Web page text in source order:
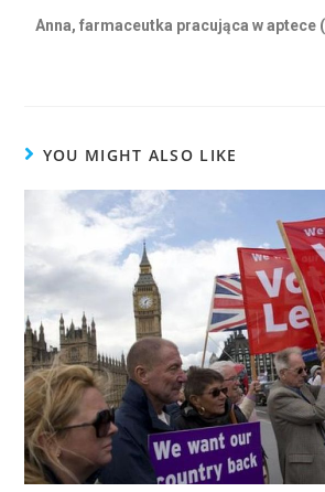
Anna, farmaceutka pracująca w aptece
YOU MIGHT ALSO LIKE